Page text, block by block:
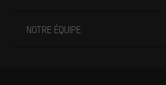
NOTRE ÉQUIPE